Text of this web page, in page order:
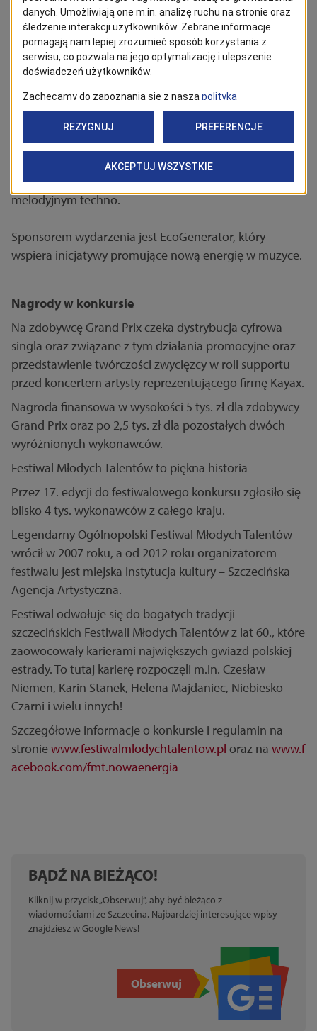
soulem, rapem i rockiem.
Seventh Europe
Producent muzyki elektronicznej, hip-hopu, ambientu i
popu.
Krzyk Mody
Indie pop duet z lubelskiego akademika, z dźwiękami
pełnymi młodzieńczej pasji.
Alternatywny duet inspirowany synthpopem i
melodyjnym techno.
Sponsorem wydarzenia jest EcoGenerator, który
wspiera inicjatywy promujące nową energię w muzyce.
Nagrody w konkursie
Na zdobywcę Grand Prix czeka dystrybucja cyfrowa
singla oraz związane z tym działania promocyjne oraz
przedstawienie twórczości zwycięzcy w roli supportu
przed koncertem artysty reprezentującego firmę Kayax.
Nagroda finansowa w wysokości 5 tys. zł dla zdobywcy
Grand Prix oraz po 2,5 tys. zł dla pozostałych dwóch
wyróżnionych wykonawców.
Festiwal Młodych Talentów to piękna historia
Przez 17. edycji do festiwalowego konkursu zgłosiło się
blisko 4 tys. wykonawców z całego kraju.
Legendarny Ogólnopolski Festiwal Młodych Talentów
wrócił w 2007 roku, a od 2012 roku organizatorem
festiwalu jest miejska instytucja kultury – Szczecińska
Agencja Artystyczna.
Festiwal odwołuje się do bogatych tradycji
szczecińskich Festiwali Młodych Talentów z lat 60., które
zaowocowały karierami największych gwiazd polskiej
estrady. To tutaj karierę rozpoczęli m.in. Czesław
Niemen, Karin Stanek, Helena Majdaniec, Niebiesko-
Czarni i wielu innych!
Szczegółowe informacje o konkursie i regulamin na
stroniewww.festiwalmlodychtalentow.pl oraz na www.f
acebook.com/fmt.nowaenergia
BĄDŹ NA BIEŻĄCO!
Kliknij w przycisk „Obserwuj”, aby być bieżąco z
wiadomościami ze Szczecina. Najbardziej interesujące wpisy
znajdziesz w Google News!
Obserwuj